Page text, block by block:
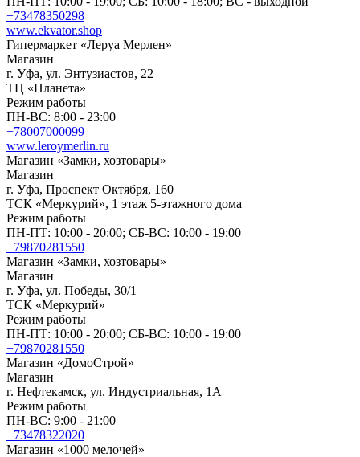
+73478350298
www.ekvator.shop
Гипермаркет «Леруа Мерлен»
Магазин
г. Уфа, ул. Энтузиастов, 22
ТЦ «Планета»
Режим работы
ПН-ВС: 8:00 - 23:00
+78007000099
www.leroymerlin.ru
Магазин «Замки, хозтовары»
Магазин
г. Уфа, Проспект Октября, 160
ТСК «Меркурий», 1 этаж 5-этажного дома
Режим работы
ПН-ПТ: 10:00 - 20:00; СБ-ВС: 10:00 - 19:00
+79870281550
Магазин «Замки, хозтовары»
Магазин
г. Уфа, ул. Победы, 30/1
ТСК «Меркурий»
Режим работы
ПН-ПТ: 10:00 - 20:00; СБ-ВС: 10:00 - 19:00
+79870281550
Магазин «ДомоСтрой»
Магазин
г. Нефтекамск, ул. Индустриальная, 1А
Режим работы
ПН-ВС: 9:00 - 21:00
+73478322020
Магазин «1000 мелочей»